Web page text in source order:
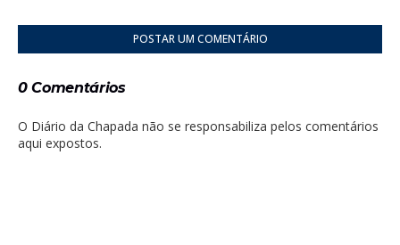
POSTAR UM COMENTÁRIO
0 Comentários
O Diário da Chapada não se responsabiliza pelos comentários
aqui expostos.